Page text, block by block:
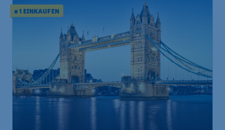
# 1 EINKAUFEN
England
London
33 *
ab